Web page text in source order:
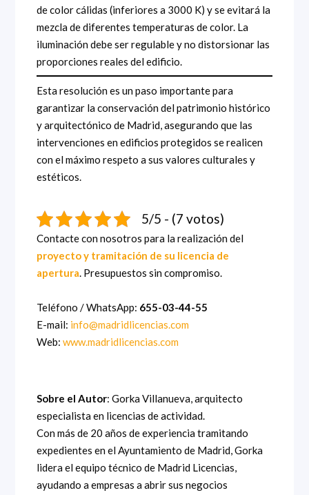
de color cálidas (inferiores a 3000 K) y se evitará la
mezcla de diferentes temperaturas de color. La
iluminación debe ser regulable y no distorsionar las
proporciones reales del edificio.
Esta resolución es un paso importante para
garantizar la conservación del patrimonio histórico
y arquitectónico de Madrid, asegurando que las
intervenciones en edificios protegidos se realicen
con el máximo respeto a sus valores culturales y
estéticos.
5/5 - (7 votos)
Contacte con nosotros para la realización del
proyecto y tramitación de su licencia de
apertura. Presupuestos sin compromiso.
Teléfono / WhatsApp: 655-03-44-55
E-mail: info@madridlicencias.com
Web:www.madridlicencias.com
Sobre el Autor: Gorka Villanueva, arquitecto
especialista en licencias de actividad.
Con más de 20 años de experiencia tramitando
expedientes en el Ayuntamiento de Madrid, Gorka
lidera el equipo técnico de Madrid Licencias,
ayudando a empresas a abrir sus negocios